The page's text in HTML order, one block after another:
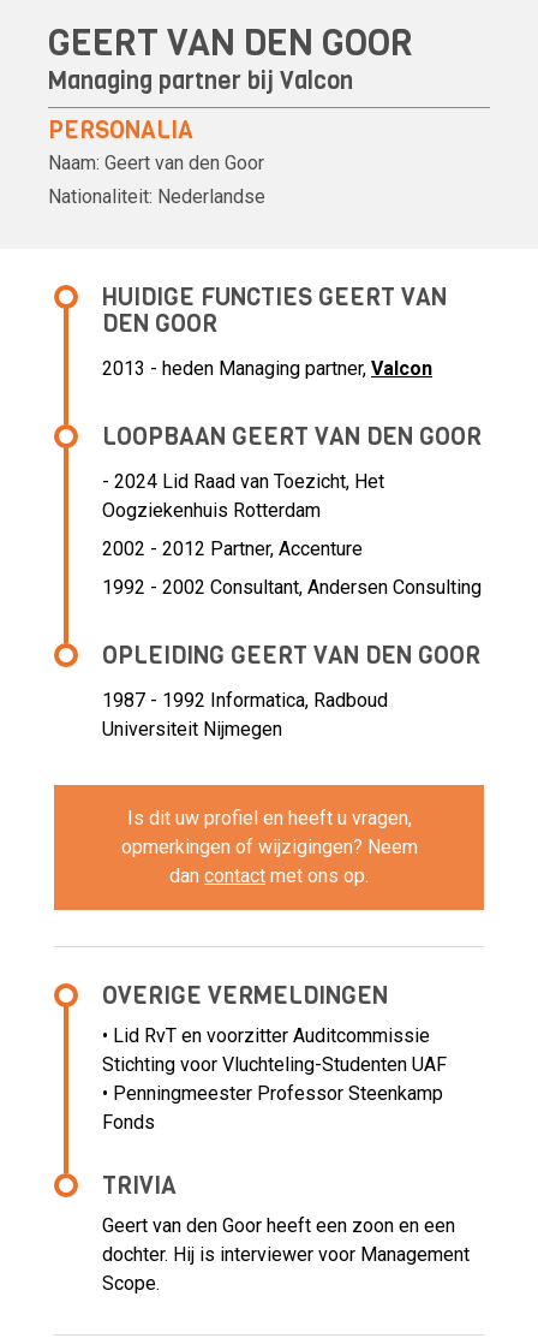
GEERT VAN DEN GOOR
Managing partner bij Valcon
PERSONALIA
Naam: Geert van den Goor
Nationaliteit: Nederlandse
HUIDIGE FUNCTIES GEERT VAN
DEN GOOR
2013 - heden Managing partner, Valcon
LOOPBAAN GEERT VAN DEN GOOR
- 2024 Lid Raad van Toezicht, Het
Oogziekenhuis Rotterdam
2002 - 2012 Partner, Accenture
1992 - 2002 Consultant, Andersen Consulting
OPLEIDING GEERT VAN DEN GOOR
1987 - 1992 Informatica, Radboud
Universiteit Nijmegen
Is dit uw profiel en heeft u vragen,
opmerkingen of wijzigingen? Neem
dan contact met ons op.
OVERIGE VERMELDINGEN
• Lid RvT en voorzitter Auditcommissie
Stichting voor Vluchteling-Studenten UAF
• Penningmeester Professor Steenkamp
Fonds
TRIVIA
Geert van den Goor heeft een zoon en een
dochter. Hij is interviewer voor Management
Scope.